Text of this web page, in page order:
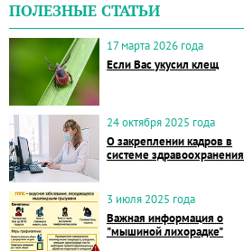
ПОЛЕЗНЫЕ СТАТЬИ
17 марта 2026 года
Если Вас укусил клещ
24 октября 2025 года
О закреплении кадров в
системе здравоохранения
3 июля 2025 года
Важная информация о
"мышиной лихорадке"